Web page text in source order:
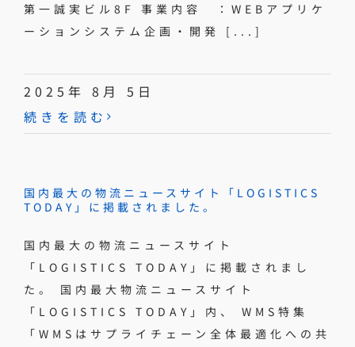
第一誠実ビル8F 事業内容 ：WEBアプリケ
ーションシステム企画・開発 [...]
2025年 8月 5日
続きを読む
国内最大の物流ニュースサイト「LOGISTICS
TODAY」に掲載されました。
国内最大の物流ニュースサイト
「LOGISTICS TODAY」に掲載されまし
た。 国内最大物流ニュースサイト
「LOGISTICS TODAY」内、 WMS特集
「WMSはサプライチェーン全体最適化への共